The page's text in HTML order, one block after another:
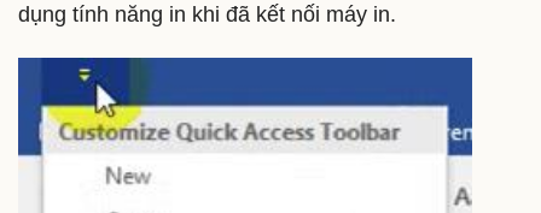
dụng tính năng in khi đã kết nối máy in.